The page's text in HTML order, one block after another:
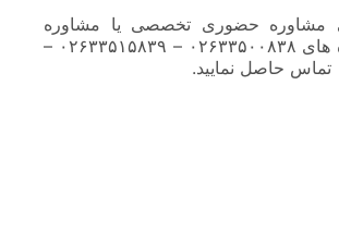
مشاوره حضوری تخصصی یا مشاوره
تلفنی با شماره های ۰۲۶۳۳۵۰۰۸۳۸ – ۰۲۶۳۳۵۱۵۸۳۹ –